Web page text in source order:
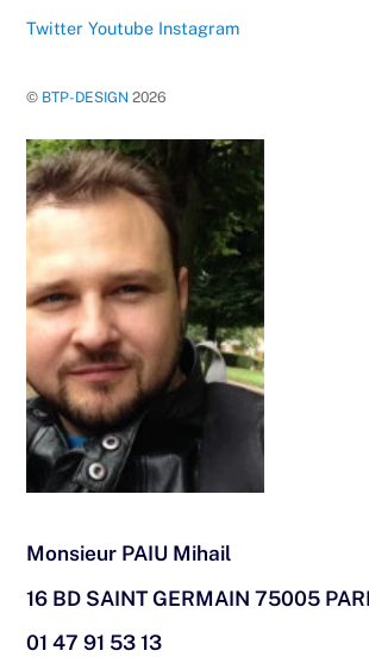
Twitter Youtube Instagram
© BTP-DESIGN 2026
Monsieur PAIU Mihail
16 BD SAINT GERMAIN 75005
01 47 91 53 13